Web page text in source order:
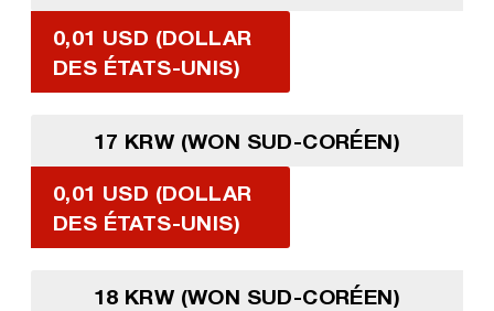
0,01 USD (DOLLAR
DES ÉTATS-UNIS)
17 KRW (WON SUD-CORÉEN)
0,01 USD (DOLLAR
DES ÉTATS-UNIS)
18 KRW (WON SUD-CORÉEN)